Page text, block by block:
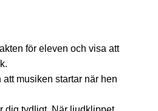
för eleven och visa att
musiken startar när hen